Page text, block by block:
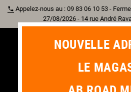
phone Appelez-nous au : 09 83 06 10 53 -
27/08/2026 - 14 rue André
NOUVELLE
LE